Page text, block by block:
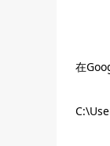
在